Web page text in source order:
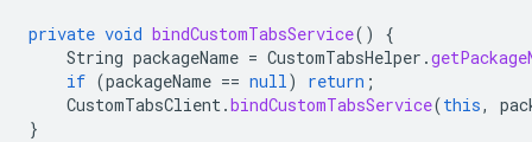
private void bindCustomTabsService()
{
String packageName = CustomTabsHelper .
if (packageName == null) return ;
CustomTabsClient.bindCustomTabsService(this,
}